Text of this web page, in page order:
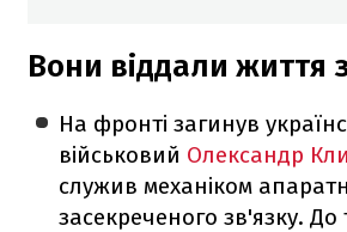
Вони віддали життя
На фронті загинув
військовий Олександр
служив механіком
засекреченого зв'язку. До